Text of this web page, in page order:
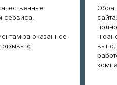
сервиса.
за оказанное
о